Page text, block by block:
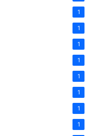
1
1
1
1
1
1
1
1